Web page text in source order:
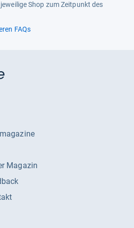
Shop zum Zeitpunkt des
FAQs
Magazin